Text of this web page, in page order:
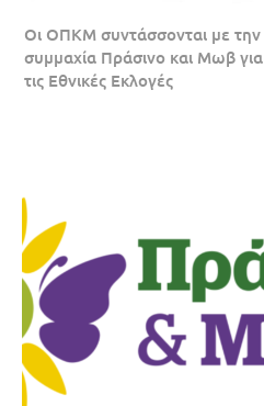
Οι ΟΠΚΜ συντάσσονται με την
συμμαχία Πράσινο και Μωβ για
τις Εθνικές Εκλογές